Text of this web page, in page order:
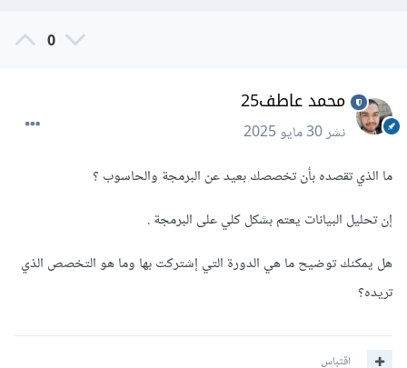
0
محمد عاطف25
نشر30 مايو 2025
ما الذي تقصده بأن تخصصك بعيد عن البرمجة والحاسوب ؟
إن تحليل البيانات يعتم بشكل كلي على البرمجة .
هل يمكنك توضيح ما هي الدورة التي إشتركت بها وما هو التخصص الذي
تريده؟
اقتباس